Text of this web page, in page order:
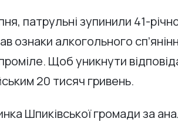
патрульні зупинили 41-
ознаки алкогольного
Щоб уникнути
20 тисяч гривень.
Шпиківської громади за